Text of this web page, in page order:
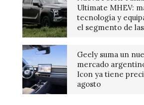
Ultimate MHEV:
tecnología y
el segmento de
Geely suma un
mercado
Icon ya tiene
agosto